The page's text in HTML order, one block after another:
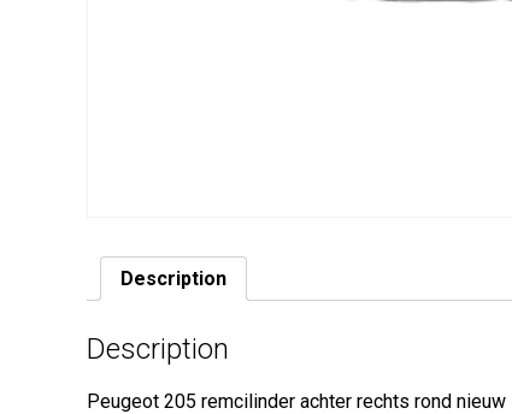
Description
Description
Peugeot 205 remcilinder achter rechts rond nieuw